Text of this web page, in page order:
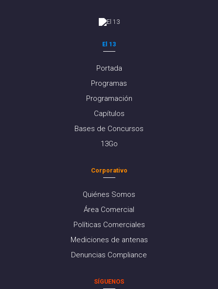
El 13
Portada
Programas
Programación
Capítulos
Bases de Concursos
13Go
Corporativo
Quiénes Somos
Área Comercial
Políticas Comerciales
Mediciones de antenas
Denuncias Compliance
SÍGUENOS